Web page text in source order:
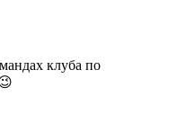
клуба по